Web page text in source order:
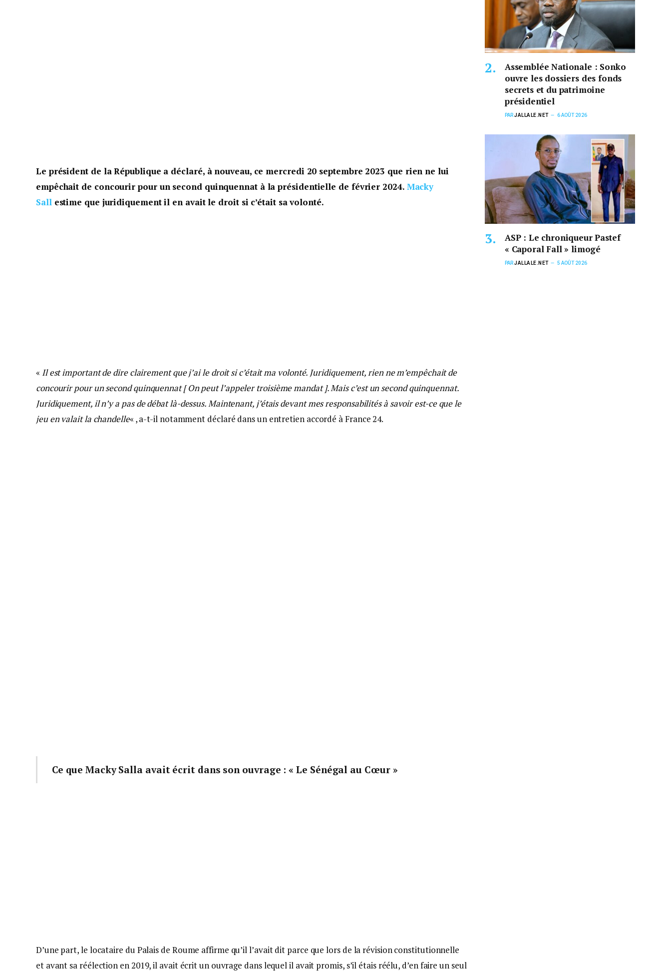
Le président de la République a déclaré, à nouveau, ce mercredi 20 septembre 2023 que rien ne lui
empêchait de concourir pour un second quinquennat à la présidentielle de février 2024. Macky
Sall estime que juridiquement il en avait le droit si c’était sa volonté.
« Il est important de dire clairement que j’ai le droit si c’était ma volonté. Juridiquement, rien ne m’empêchait de
concourir pour un second quinquennat [ On peut l’appeler troisième mandat ]. Mais c’est un second quinquennat.
Juridiquement, il n’y a pas de débat là-dessus. Maintenant, j’étais devant mes responsabilités à savoir est-ce que le
jeu en valait la chandelle« , a-t-il notamment déclaré dans un entretien accordé à France 24.
Ce que Macky Salla avait écrit dans son ouvrage : « Le Sénégal au Cœur »
D’une part, le locataire du Palais de Roume affirme qu’il l’avait dit parce que lors de la révision constitutionnelle
et avant sa réélection en 2019, il avait écrit un ouvrage dans lequel il avait promis, s’il étais réélu, d’en faire un seul
Assemblée Nationale : Sonko
ouvre les dossiers des fonds
secrets et du patrimoine
présidentiel
PARJALLALE.NET 6 AOÛT 2026
ASP : Le chroniqueur Pastef
« Caporal Fall » limogé
PARJALLALE.NET 5 AOÛT 2026